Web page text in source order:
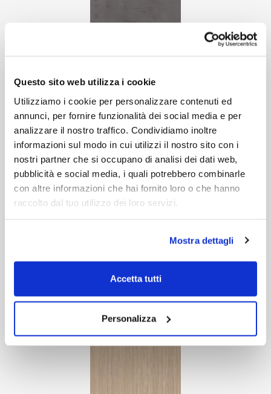
Questo sito web utilizza i cookie
Utilizziamo i cookie per personalizzare contenuti ed
annunci, per fornire funzionalità dei social media e per
analizzare il nostro traffico. Condividiamo inoltre
informazioni sul modo in cui utilizzi il nostro sito con i
nostri partner che si occupano di analisi dei dati web,
pubblicità e social media, i quali potrebbero combinarle
con altre informazioni che hai fornito loro o che hanno
raccolto dal tuo utilizzo dei loro servizi.
Mostra dettagli
Accetta tutti
Personalizza
Slate Grey
Cordoba